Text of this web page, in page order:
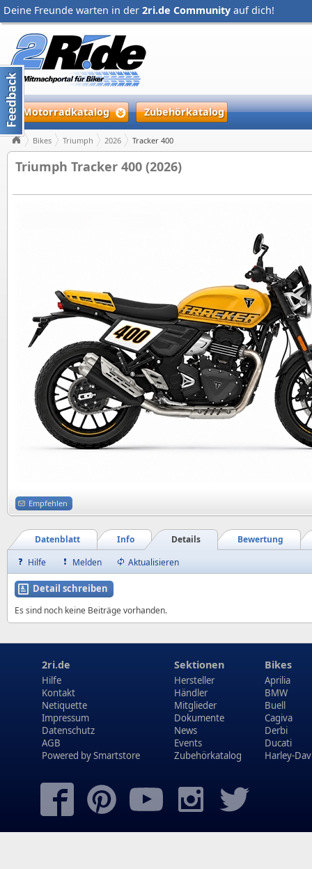
Deine Freunde warten in der 2ri.de Community auf dich!
Motorradkatalog Zubehörkatalog
Bikes Triumph 2026 Tracker 400
Triumph Tracker 400 (2026)
Empfehlen
Bewertung
Details
Info
Datenblatt
Hilfe
Melden Aktualisieren
Detail schreiben
Es sind noch keine Beiträge vorhanden.
2ri.de
Hilfe
Kontakt
Netiquette
Impressum
Datenschutz
AGB
Powered bySmartstore
Sektionen
Hersteller
Händler
Mitglieder
Dokumente
News
Events
Zubehörkatalog
Bikes
Aprilia
BMW
Buell
Cagiva
Derbi
Ducati
Harley-